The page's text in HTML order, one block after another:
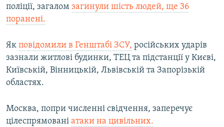
поліції, загалом загинули шість людей, ще 36
поранені.
Як повідомили в Генштабі ЗСУ, російських ударів
зазнали житлові будинки, ТЕЦ та підстанції у Києві,
Київській, Вінницькій, Львівській та Запорізькій
областях.
Москва, попри численні свідчення, заперечує
цілеспрямовані атаки на цивільних.